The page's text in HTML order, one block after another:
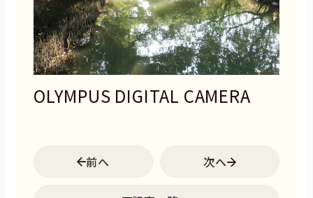
OLYMPUS DIGITAL CAMERA
前へ 次へ